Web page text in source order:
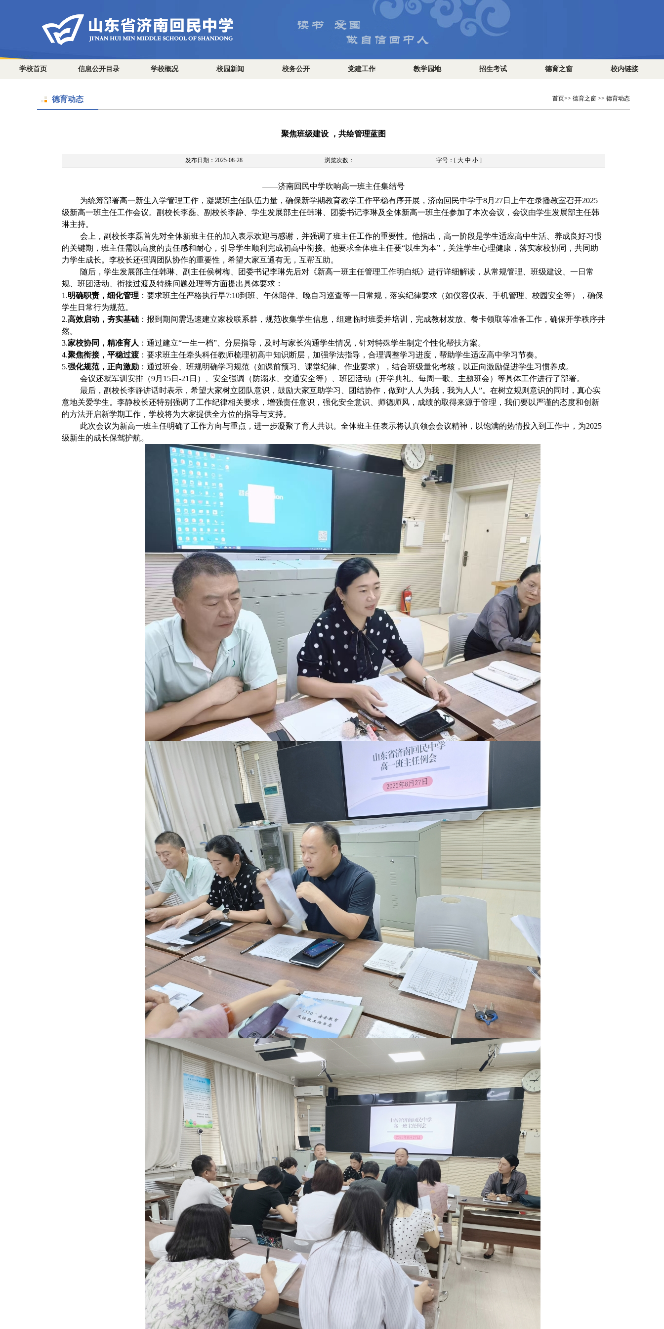
学校首页 信息公开目录 学校概况 校园新闻 校务公开 党建工作 教学园地 招生考试 德育之窗 校内链接
德育动态 首页>> 德育之窗 >> 德育动态
聚焦班级建设 ，共绘管理蓝图
发布日期：2025-08-28 浏览次数： 字号：[ 大 中 小 ]
——济南回民中学吹响高一班主任集结号
为统筹部署高一新生入学管理工作，凝聚班主任队伍力量，确保新学期教育教学工作平稳有序开展，济南回民中学于8月27日上午在录播教室召开2025
级新高一班主任工作会议。副校长李磊、副校长李静、学生发展部主任韩琳、团委书记李琳及全体新高一班主任参加了本次会议，会议由学生发展部主任韩
琳主持。
会上，副校长李磊首先对全体新班主任的加入表示欢迎与感谢，并强调了班主任工作的重要性。他指出，高一阶段是学生适应高中生活、养成良好习惯
的关键期，班主任需以高度的责任感和耐心，引导学生顺利完成初高中衔接。他要求全体班主任要“以生为本”，关注学生心理健康，落实家校协同，共同助
力学生成长。 李校长还强调团队协作的重要性，希望大家互通有无，互帮互助。
随后，学生发展部主任韩琳、副主任侯树梅、团委书记李琳先后对《新高一班主任管理工作明白纸》进行详细解读，从常规管理、班级建设、一日常
规、班团活动、衔接过渡及特殊问题处理等方面提出具体要求：
1.明确职责，细化管理 ：要求班主任严格执行早7:10到班、午休陪伴、晚自习巡查等一日常规，落实纪律要求（如仪容仪表、手机管理、校园安全等），确保
学生日常行为规范。
2.高效启动，夯实基础 ：报到期间需迅速建立家校联系群，规范收集学生信息，组建临时班委并培训，完成教材发放、餐卡领取等准备工作，确保开学秩序井
然。
3.家校协同，精准育人 ：通过建立“一生一档”、分层指导，及时与家长沟通学生情况，针对特殊学生制定个性化帮扶方案。
4.聚焦衔接，平稳过渡 ：要求班主任牵头科任教师梳理初高中知识断层，加强学法指导，合理调整学习进度，帮助学生适应高中学习节奏。
5.强化规范，正向激励 ：通过班会、班规明确学习规范（如课前预习、课堂纪律、作业要求），结合班级量化考核，以正向激励促进学生习惯养成。
会议还就军训安排（9月15日-21日）、安全强调（防溺水、交通安全等）、班团活动（开学典礼、每周一歌、主题班会）等具体工作进行了部署。
最后，副校长李静讲话时表示，希望大家树立团队意识，鼓励大家互助学习、团结协作， 做到“人人为我，我为人人”。在树立规则意识的同时，真心实
意地关爱学生。李静校长还特别强调了工作纪律相关要求，增强责任意识，强化安全意识、师德师风，成绩的取得来源于管理，我们要以严谨的态度和创新
的方法开启新学期工作，学校将为大家提供全方位的指导与支持。
此次会议为新高一班主任明确了工作方向与重点，进一步凝聚了育人共识。全体班主任表示将认真领会会议精神，以饱满的热情投入到工作中，为2025
级新生的成长保驾护航。